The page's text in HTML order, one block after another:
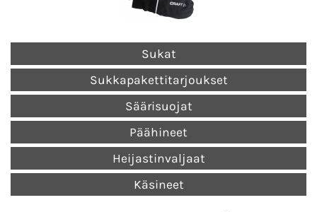
Sukat
Sukkapakettitarjoukset
Säärisuojat
Päähineet
Heijastinvaljaat
Käsineet